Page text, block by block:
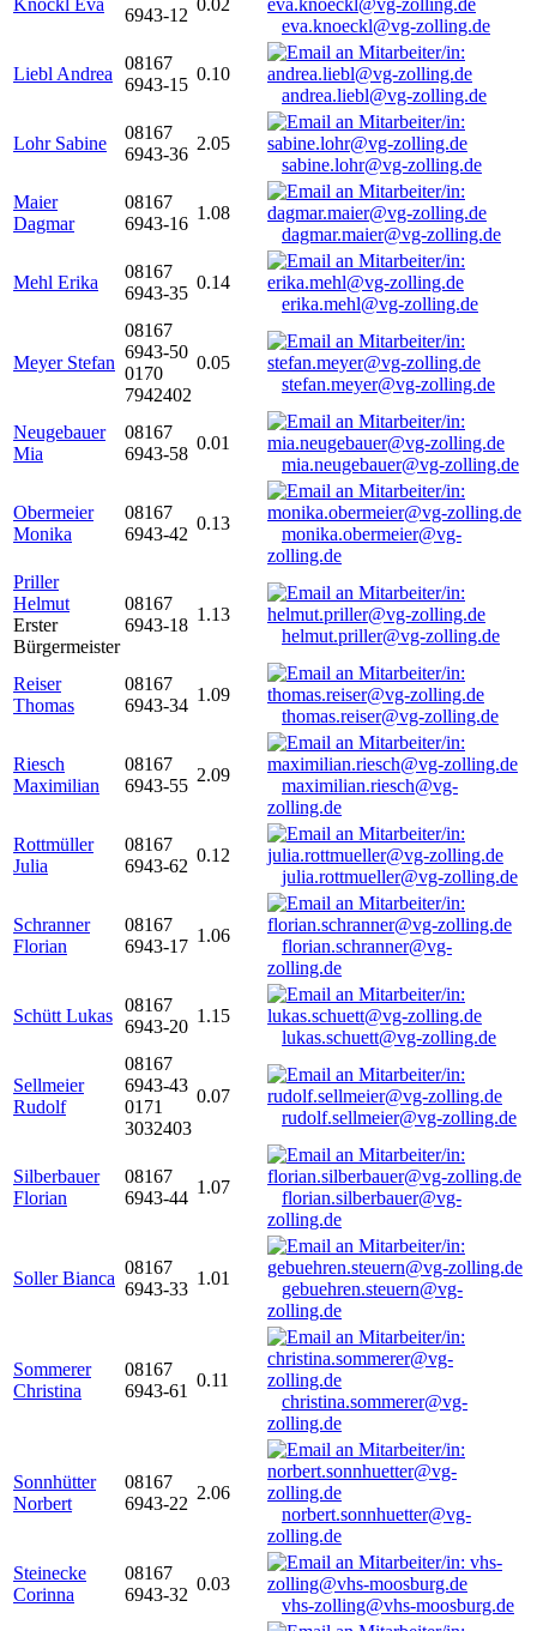
Knöckl Eva
6943-12
0.02
eva.knoeckl@vg-zolling.de
Liebl Andrea
08167
6943-15
0.10
andrea.liebl@vg-zolling.de
Lohr Sabine
08167
6943-36
2.05
sabine.lohr@vg-zolling.de
Maier
Dagmar
08167
6943-16
1.08
dagmar.maier@vg-zolling.de
Mehl Erika
08167
6943-35
0.14
erika.mehl@vg-zolling.de
Meyer Stefan
08167
6943-50
0170
7942402
0.05
stefan.meyer@vg-zolling.de
Neugebauer
Mia
08167
6943-58
0.01
mia.neugebauer@vg-zolling.de
Obermeier
Monika
08167
6943-42
0.13
monika.obermeier@vg-
zolling.de
Priller
Helmut
Erster
Bürgermeister
08167
6943-18
1.13
helmut.priller@vg-zolling.de
Reiser
Thomas
08167
6943-34
1.09
thomas.reiser@vg-zolling.de
Riesch
Maximilian
08167
6943-55
2.09
maximilian.riesch@vg-
zolling.de
Rottmüller
Julia
08167
6943-62
0.12
julia.rottmueller@vg-zolling.de
Schranner
Florian
08167
6943-17
1.06
florian.schranner@vg-
zolling.de
Schütt Lukas
08167
6943-20
1.15
lukas.schuett@vg-zolling.de
Sellmeier
Rudolf
08167
6943-43
0171
3032403
0.07
rudolf.sellmeier@vg-zolling.de
Silberbauer
Florian
08167
6943-44
1.07
florian.silberbauer@vg-
zolling.de
Soller Bianca
08167
6943-33
1.01
gebuehren.steuern@vg-
zolling.de
Sommerer
Christina
08167
6943-61
0.11
christina.sommerer@vg-
zolling.de
Sonnhütter
Norbert
08167
6943-22
2.06
norbert.sonnhuetter@vg-
zolling.de
Steinecke
Corinna
08167
6943-32
0.03
vhs-zolling@vhs-moosburg.de